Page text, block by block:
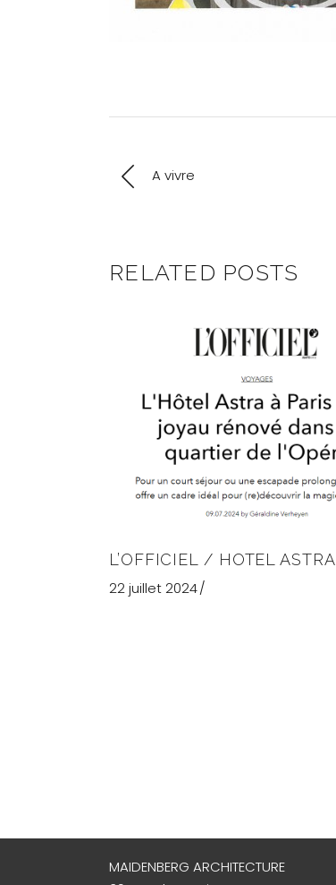
A vivre
RELATED POSTS
L’OFFICIEL / HOTEL ASTRA
22 juillet 2024
MAIDENBERG ARCHITECTURE